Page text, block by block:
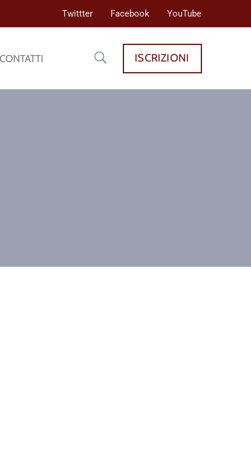
Twittter Facebook YouTube
CONTATTI ISCRIZIONI